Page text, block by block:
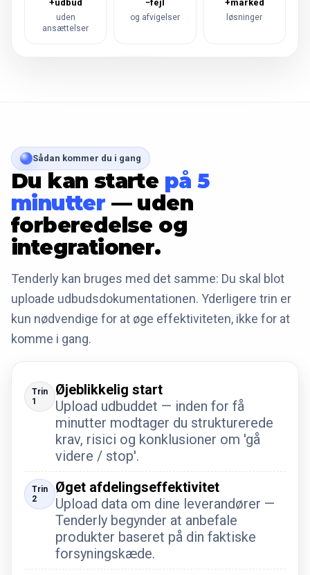
+udbud
uden
ansættelser
−fejl
og afvigelser
+marked
løsninger
Sådan kommer du i gang
Du kan starte på 5
minutter — uden
forberedelse og
integrationer.
Tenderly kan bruges med det samme: Du skal blot
uploade udbudsdokumentationen. Yderligere trin er
kun nødvendige for at øge effektiviteten, ikke for at
komme i gang.
Trin
1
Øjeblikkelig start
Upload udbuddet — inden for få
minutter modtager du strukturerede
krav, risici og konklusioner om 'gå
videre / stop'.
Trin
2
Øget afdelingseffektivitet
Upload data om dine leverandører —
Tenderly begynder at anbefale
produkter baseret på din faktiske
forsyningskæde.